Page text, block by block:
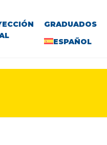
GRADUADOS
ESPAÑOL